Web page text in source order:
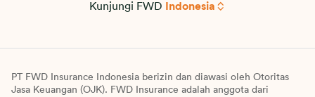
Kunjungi FWD Indonesia
PT FWD Insurance Indonesia berizin dan diawasi oleh Otoritas
Jasa Keuangan (OJK). FWD Insurance adalah anggota dari